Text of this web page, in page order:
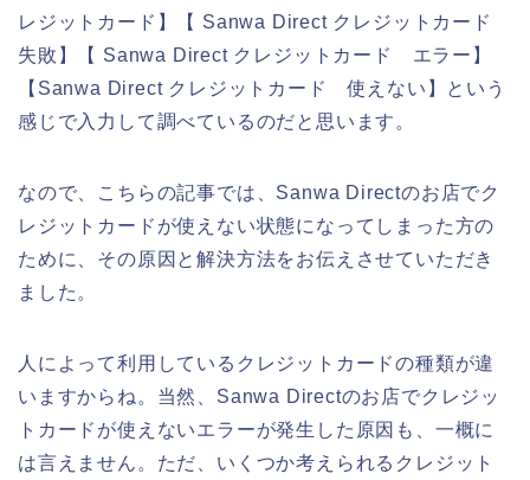
レジットカード】【 Sanwa Direct クレジットカード
失敗】【 Sanwa Direct クレジットカード エラー】
【Sanwa Direct クレジットカード 使えない】という
感じで入力して調べているのだと思います。
なので、こちらの記事では、Sanwa Directのお店でク
レジットカードが使えない状態になってしまった方の
ために、その原因と解決方法をお伝えさせていただき
ました。
人によって利用しているクレジットカードの種類が違
いますからね。当然、Sanwa Directのお店でクレジッ
トカードが使えないエラーが発生した原因も、一概に
は言えません。ただ、いくつか考えられるクレジット